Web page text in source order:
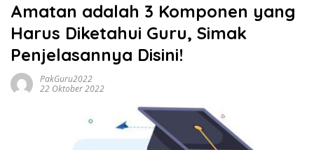
Amatan adalah 3 Komponen yang
Harus Diketahui Guru, Simak
Penjelasannya Disini!
PakGuru2022
22 Oktober 2022